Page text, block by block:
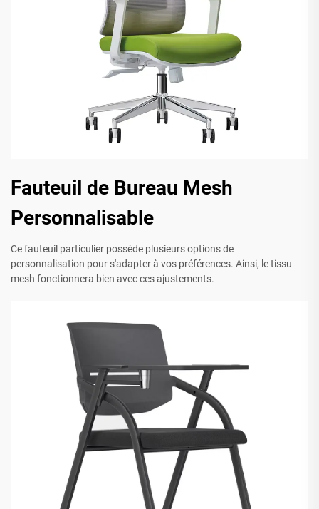
Fauteuil de Bureau Mesh
Personnalisable
Ce fauteuil particulier possède plusieurs options de
personnalisation pour s'adapter à vos préférences. Ainsi, le tissu
mesh fonctionnera bien avec ces ajustements.